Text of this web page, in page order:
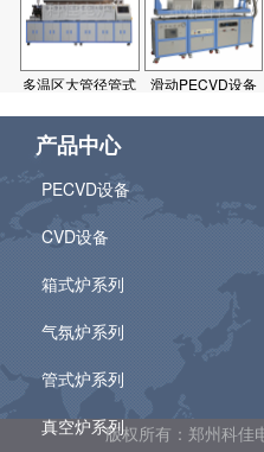
多温区大管径管式
滑动PECVD设备
产品中心
PECVD设备
CVD设备
箱式炉系列
气氛炉系列
管式炉系列
真空炉系列版权所有：郑州科佳